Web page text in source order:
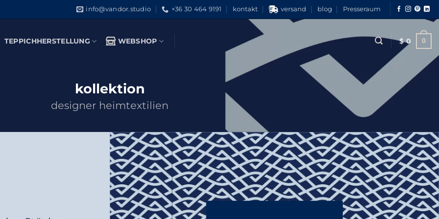
info@vandor.studio +36 30 464 9191 kontakt versand blog Presseraum
TEPPICHHERSTELLUNG WEBSHOP $0 0
kollektion
designer heimtextilien